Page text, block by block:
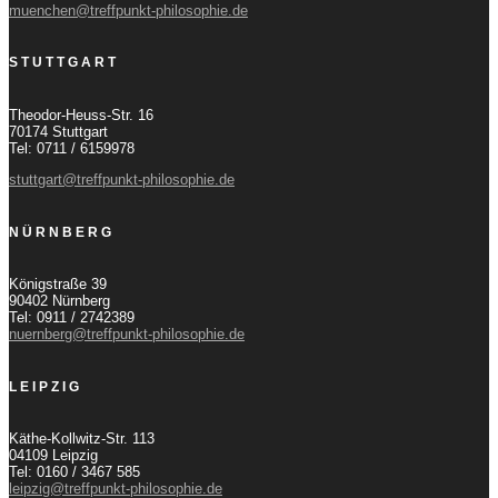
muenchen@treffpunkt-philosophie.de
STUTTGART
Theodor-Heuss-Str. 16
70174 Stuttgart
Tel: 0711 / 6159978
stuttgart@treffpunkt-philosophie.de
NÜRNBERG
Königstraße 39
90402 Nürnberg
Tel: 0911 / 2742389
nuernberg@treffpunkt-philosophie.de
LEIPZIG
Käthe-Kollwitz-Str. 113
04109 Leipzig
Tel: 0160 / 3467 585
leipzig@treffpunkt-philosophie.de